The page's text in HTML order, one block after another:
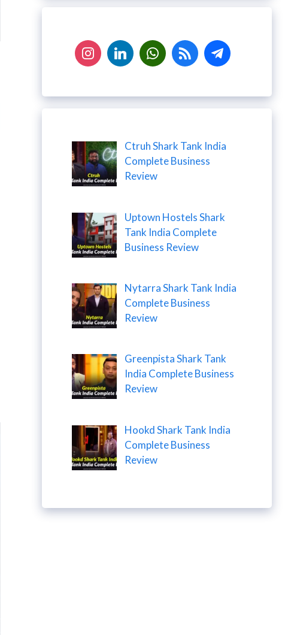
Ctruh Shark Tank India
Complete Business
Review
Uptown Hostels Shark
Tank India Complete
Business Review
Nytarra Shark Tank India
Complete Business
Review
Greenpista Shark Tank
India Complete Business
Review
Hookd Shark Tank India
Complete Business
Review